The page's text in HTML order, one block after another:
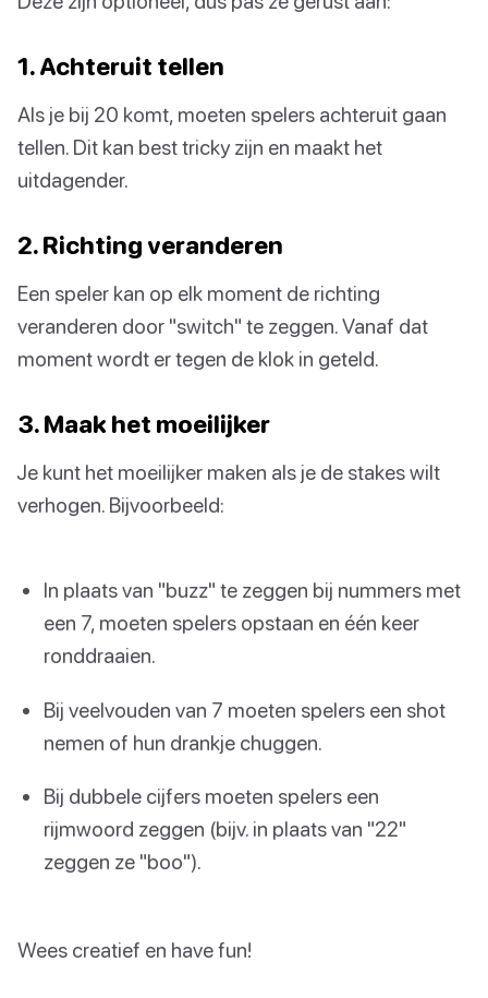
1. Achteruit tellen
Als je bij 20 komt, moeten spelers achteruit gaan
tellen. Dit kan best tricky zijn en maakt het
uitdagender.
2. Richting veranderen
Een speler kan op elk moment de richting
veranderen door "switch" te zeggen. Vanaf dat
moment wordt er tegen de klok in geteld.
3. Maak het moeilijker
Je kunt het moeilijker maken als je de stakes wilt
verhogen. Bijvoorbeeld:
In plaats van "buzz" te zeggen bij nummers met
een 7, moeten spelers opstaan en één keer
ronddraaien.
Bij veelvouden van 7 moeten spelers een shot
nemen of hun drankje chuggen.
Bij dubbele cijfers moeten spelers een
rijmwoord zeggen (bijv. in plaats van "22"
zeggen ze "boo").
Wees creatief en have fun!